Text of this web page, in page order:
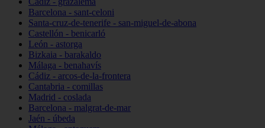
Barcelona - sant-celoni
Santa-cruz-de-tenerife - san-miguel-de-abona
Castellón - benicarló
León - astorga
Bizkaia - barakaldo
Málaga - benahavís
Cádiz - arcos-de-la-frontera
Cantabria - comillas
Madrid - coslada
Barcelona - malgrat-de-mar
Jaén - úbeda